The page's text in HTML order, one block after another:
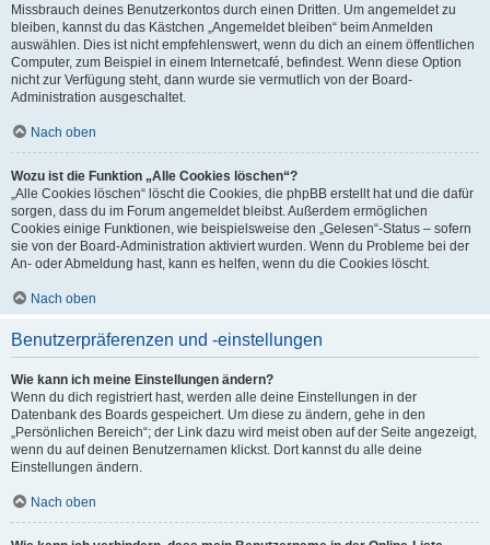
Missbrauch deines Benutzerkontos durch einen Dritten. Um angemeldet zu
bleiben, kannst du das Kästchen „Angemeldet bleiben“ beim Anmelden
auswählen. Dies ist nicht empfehlenswert, wenn du dich an einem öffentlichen
Computer, zum Beispiel in einem Internetcafé, befindest. Wenn diese Option
nicht zur Verfügung steht, dann wurde sie vermutlich von der Board-
Administration ausgeschaltet.
Nach oben
Wozu ist die Funktion „Alle Cookies löschen“?
„Alle Cookies löschen“ löscht die Cookies, die phpBB erstellt hat und die dafür
sorgen, dass du im Forum angemeldet bleibst. Außerdem ermöglichen
Cookies einige Funktionen, wie beispielsweise den „Gelesen“-Status – sofern
sie von der Board-Administration aktiviert wurden. Wenn du Probleme bei der
An- oder Abmeldung hast, kann es helfen, wenn du die Cookies löscht.
Nach oben
Benutzerpräferenzen und -einstellungen
Wie kann ich meine Einstellungen ändern?
Wenn du dich registriert hast, werden alle deine Einstellungen in der
Datenbank des Boards gespeichert. Um diese zu ändern, gehe in den
„Persönlichen Bereich“; der Link dazu wird meist oben auf der Seite angezeigt,
wenn du auf deinen Benutzernamen klickst. Dort kannst du alle deine
Einstellungen ändern.
Nach oben